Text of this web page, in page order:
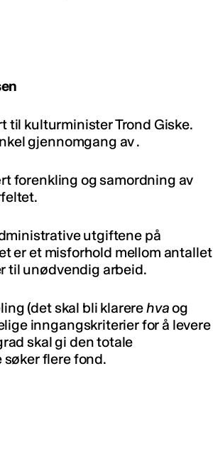
til kulturminister Trond Giske.
gjennomgang av .
forenkling og samordning av
utgiftene på
er et misforhold mellom antallet
til unødvendig arbeid.
(det skal bli klarerehvaog
inngangskriterier for å levere
skal gi den totale
søker flere fond.